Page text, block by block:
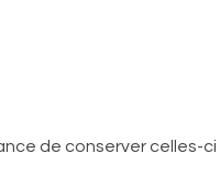
de conserver celles-